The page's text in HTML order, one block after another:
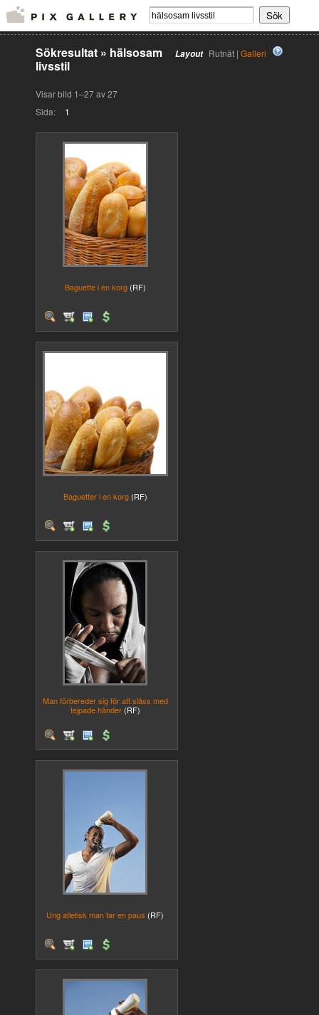
Layout Rutnät | Galleri
Sökresultat » hälsosam
livsstil
Visar bild 1–27 av 27
Sida:
1
Baguette i en korg (RF)
Baguetter i en korg (RF)
Man förbereder sig för att slåss med
tejpade händer (RF)
Ung atletisk man tar en paus (RF)